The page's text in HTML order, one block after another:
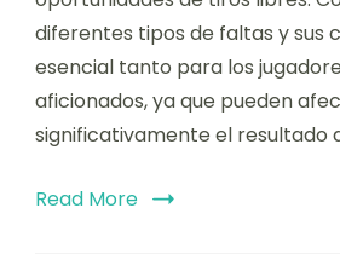
diferentes tipos de faltas y sus
esencial tanto para los
aficionados, ya que pueden
significativamente el resultado
Read More